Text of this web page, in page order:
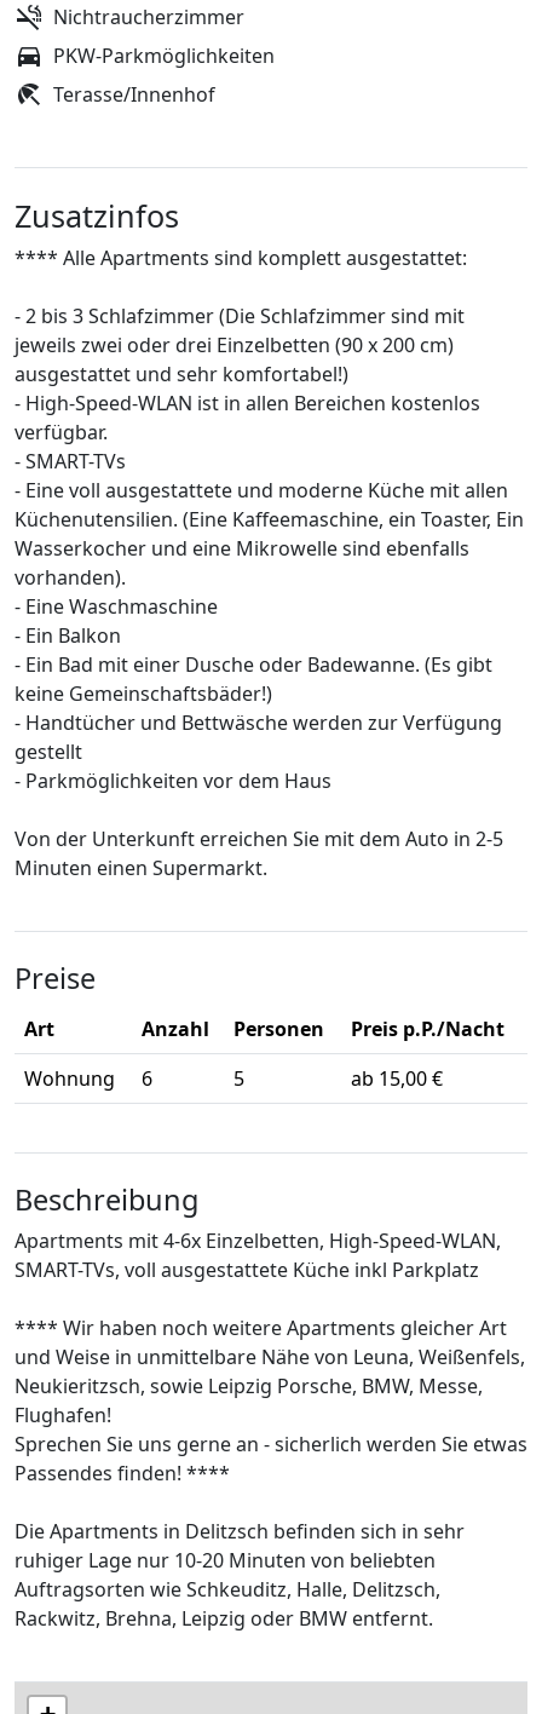
Nichtraucherzimmer
PKW-Parkmöglichkeiten
Terasse/Innenhof
Zusatzinfos
**** Alle Apartments sind komplett ausgestattet:
- 2 bis 3 Schlafzimmer (Die Schlafzimmer sind mit
jeweils zwei oder drei Einzelbetten (90 x 200 cm)
ausgestattet und sehr komfortabel!)
- High-Speed-WLAN ist in allen Bereichen kostenlos
verfügbar.
- SMART-TVs
- Eine voll ausgestattete und moderne Küche mit allen
Küchenutensilien. (Eine Kaffeemaschine, ein Toaster, Ein
Wasserkocher und eine Mikrowelle sind ebenfalls
vorhanden).
- Eine Waschmaschine
- Ein Balkon
- Ein Bad mit einer Dusche oder Badewanne. (Es gibt
keine Gemeinschaftsbäder!)
- Handtücher und Bettwäsche werden zur Verfügung
gestellt
- Parkmöglichkeiten vor dem Haus
Von der Unterkunft erreichen Sie mit dem Auto in 2-5
Minuten einen Supermarkt.
Preise
Art Anzahl Personen
Preis p.P./Nacht
Wohnung
6 5 ab 15,00 €
Beschreibung
Apartments mit 4-6x Einzelbetten, High-Speed-WLAN,
SMART-TVs, voll ausgestattete Küche inkl Parkplatz
**** Wir haben noch weitere Apartments gleicher Art
und Weise in unmittelbare Nähe von Leuna, Weißenfels,
Neukieritzsch, sowie Leipzig Porsche, BMW, Messe,
Flughafen!
Sprechen Sie uns gerne an - sicherlich werden Sie etwas
Passendes finden! ****
Die Apartments in Delitzsch befinden sich in sehr
ruhiger Lage nur 10-20 Minuten von beliebten
Auftragsorten wie Schkeuditz, Halle, Delitzsch,
Rackwitz, Brehna, Leipzig oder BMW entfernt.